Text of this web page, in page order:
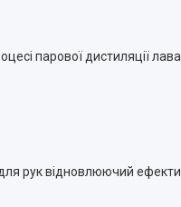
парової дистиляції
рук відновлюючий